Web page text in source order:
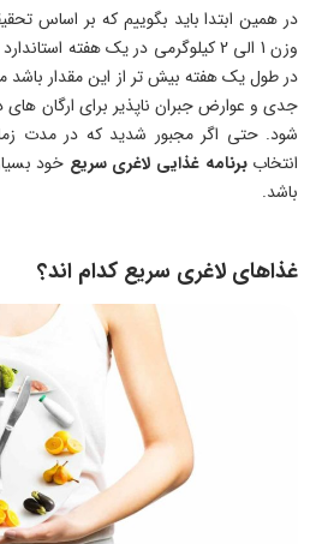
در همین ابتدا باید بگوییم که بر اساس
وزن 1 الی 2 کیلوگرمی در یک هفته
در طول یک هفته بیش تر از این مقدار
جدی و عوارض جبران ناپذیر برای ارگان های
شود. حتی اگر مجبور شدید که در مدت
انتخاببرنامه غذایی لاغری سریع خود
باشد.
غذاهای لاغری سریع کدام اند؟